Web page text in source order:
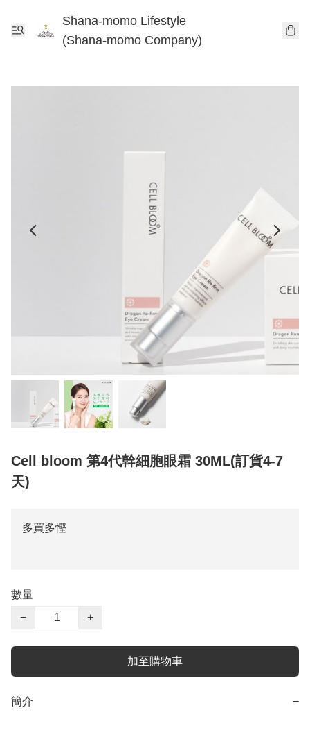
Shana-momo Lifestyle
(Shana-momo Company)
Cell bloom 第4代幹細胞眼霜 30ML(訂貨4-7
天)
多買多慳
數量
−
+
加至購物車
簡介 −